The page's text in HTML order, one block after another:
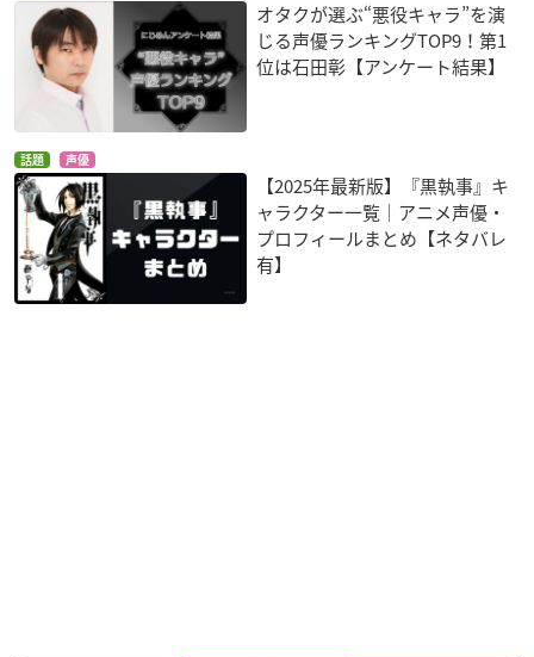
オタクが選ぶ“悪役キャラ”を演
じる声優ランキングTOP9！第1
位は石田彰【アンケート結果】
話題 声優
【2025年最新版】『黒執事』キ
ャラクター一覧｜アニメ声優・
プロフィールまとめ【ネタバレ
有】